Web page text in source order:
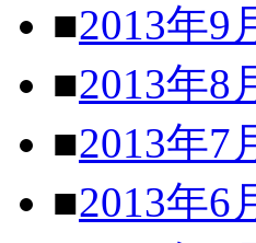
■2013年9
■2013年8
■2013年7
■2013年6